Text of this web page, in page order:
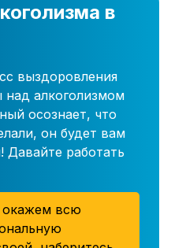
в
выздоровления
над алкоголизмом
осознает, что
он будет вам
Давайте работать
всю